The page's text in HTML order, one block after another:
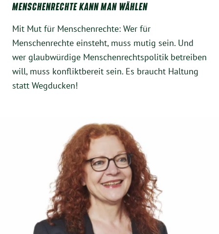
MENSCHENRECHTE KANN MAN WÄHLEN
Mit Mut für Menschenrechte: Wer für
Menschenrechte einsteht, muss mutig sein. Und
wer glaubwürdige Menschenrechtspolitik betreiben
will, muss konfliktbereit sein. Es braucht Haltung
statt Wegducken!